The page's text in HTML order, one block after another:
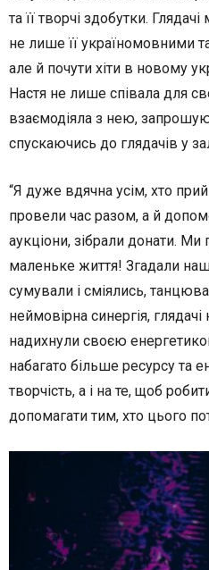
та її творчі здобутки.
не лише її україномовними
але й почути хіти в новому
Настя не лише співала для
взаємодіяла з нею,
спускаючись до глядачів у
“Я дуже вдячна усім, хто
провели час разом, а й
аукціони, зібрали донати.
маленьке життя! Згадали
сумували і сміялись,
неймовірна синергія,
надихнули своєю
набагато більше ресурсу та
творчість, а і на те, щоб
допомагати тим, хто цього